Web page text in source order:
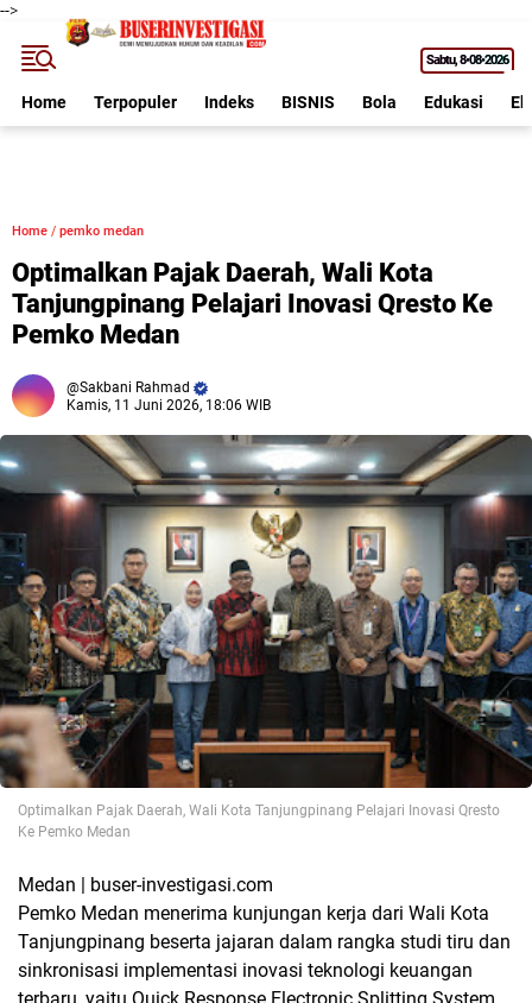
-->
Sabtu 8•08•2026
Home Terpopuler Indeks BISNIS Bola Edukasi
Home / pemko medan
Optimalkan Pajak Daerah, Wali Kota
Tanjungpinang Pelajari Inovasi Qresto Ke
Pemko Medan
Sakbani Rahmad
Kamis, 11 Juni 2026, 18:06 WIB
Optimalkan Pajak Daerah, Wali Kota Tanjungpinang Pelajari Inovasi Qresto
Ke Pemko Medan
Medan | buser-investigasi.com
Pemko Medan menerima kunjungan kerja dari Wali Kota
Tanjungpinang beserta jajaran dalam rangka studi tiru dan
sinkronisasi implementasi inovasi teknologi keuangan